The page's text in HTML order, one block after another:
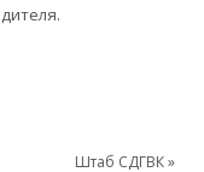
Штаб СДГВК»